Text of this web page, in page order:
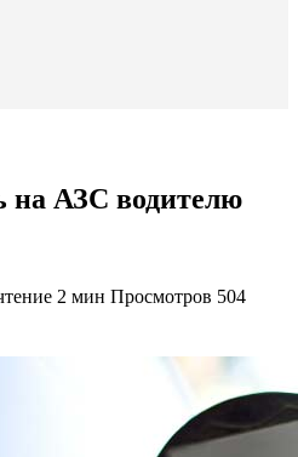
на АЗС водителю
2 мин Просмотров 504